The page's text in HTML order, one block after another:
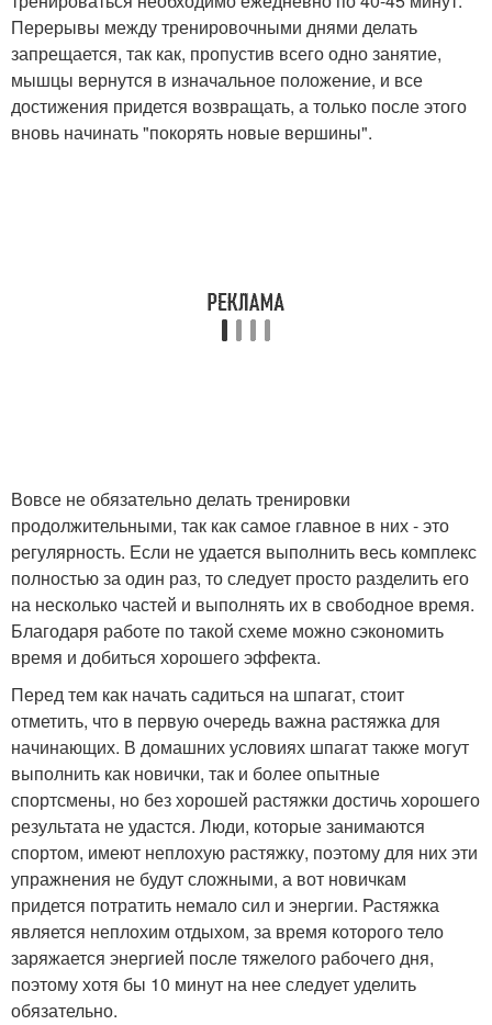
Перерывы между тренировочными днями делать
запрещается, так как, пропустив всего одно занятие,
мышцы вернутся в изначальное положение, и все
достижения придется возвращать, а только после этого
вновь начинать "покорять новые вершины".
Вовсе не обязательно делать тренировки
продолжительными, так как самое главное в них - это
регулярность. Если не удается выполнить весь комплекс
полностью за один раз, то следует просто разделить его
на несколько частей и выполнять их в свободное время.
Благодаря работе по такой схеме можно сэкономить
время и добиться хорошего эффекта.
Перед тем как начать садиться на шпагат, стоит
отметить, что в первую очередь важна растяжка для
начинающих. В домашних условиях шпагат также могут
выполнить как новички, так и более опытные
спортсмены, но без хорошей растяжки достичь хорошего
результата не удастся. Люди, которые занимаются
спортом, имеют неплохую растяжку, поэтому для них эти
упражнения не будут сложными, а вот новичкам
придется потратить немало сил и энергии. Растяжка
является неплохим отдыхом, за время которого тело
заряжается энергией после тяжелого рабочего дня,
поэтому хотя бы 10 минут на нее следует уделить
обязательно.